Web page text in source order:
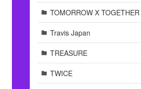
TOMORROW X TOGETHER
Travis Japan
TREASURE
TWICE